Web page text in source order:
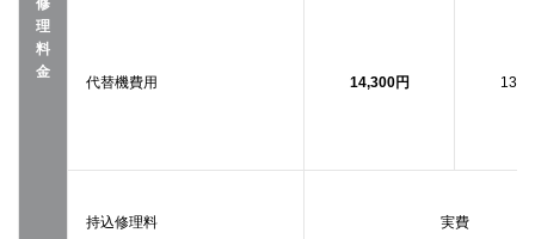
修
理
料
金
代替機費用 14,300円
持込修理料 実費